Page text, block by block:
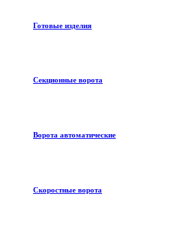
Готовые изделия
Секционные ворота
Ворота автоматические
Скоростные ворота